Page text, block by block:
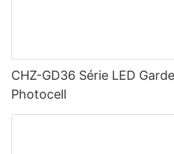
CHZ-GD36 Série LED
Photocell